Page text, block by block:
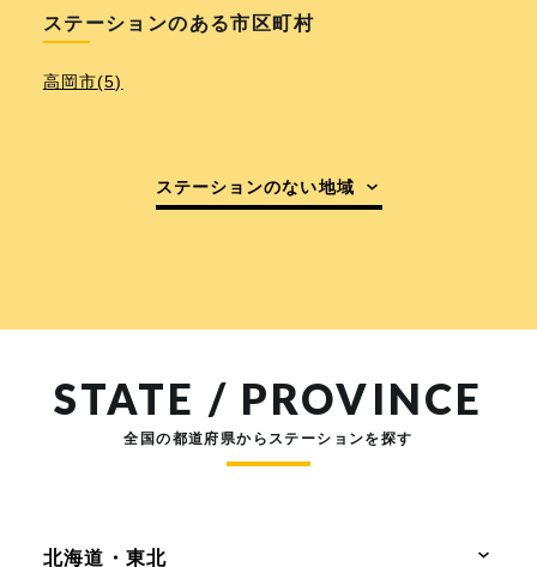
ステーションのある市区町村
高岡市(5)
ステーションのない地域
STATE / PROVINCE
全国の都道府県からステーションを探す
北海道・東北